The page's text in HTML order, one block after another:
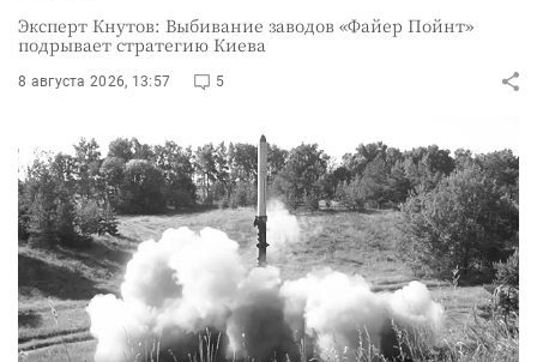
Эксперт Кнутов: Выбивание заводов «Файер Пойнт»
подрывает стратегию Киева
8 августа 2026, 13:57 5